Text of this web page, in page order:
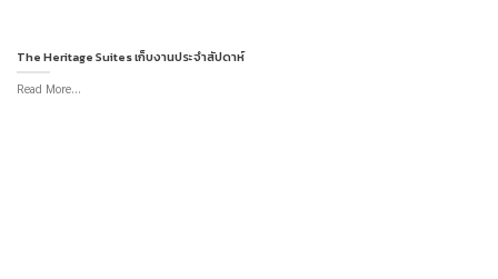
The Heritage Suites เก็บงานประจำสัปดาห์
Read More...